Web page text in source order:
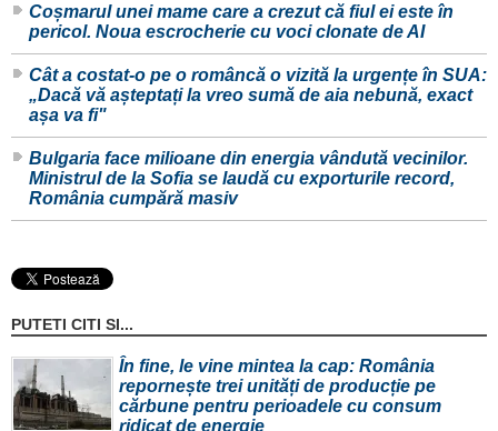
Coșmarul unei mame care a crezut că fiul ei este în
pericol. Noua escrocherie cu voci clonate de AI
Cât a costat-o pe o româncă o vizită la urgențe în SUA:
„Dacă vă așteptați la vreo sumă de aia nebună, exact
așa va fi"
Bulgaria face milioane din energia vândută vecinilor.
Ministrul de la Sofia se laudă cu exporturile record,
România cumpără masiv
PUTETI CITI SI...
În fine, le vine mintea la cap: România
repornește trei unități de producție pe
cărbune pentru perioadele cu consum
ridicat de energie